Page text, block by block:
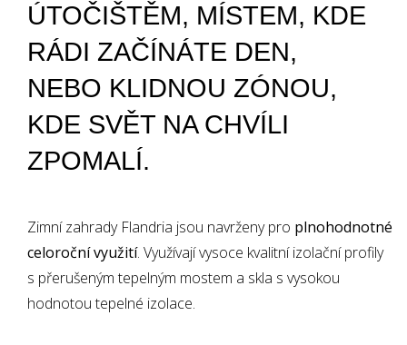
Teplé zimní
zahrady
↓
ÚTOČIŠTĚM, MÍSTEM, KDE
RÁDI ZAČÍNÁTE DEN,
NEBO KLIDNOU ZÓNOU,
KDE SVĚT NA CHVÍLI
ZPOMALÍ.
Zimní zahrady Flandria jsou navrženy pro plnohodnotné
celoroční využití. Využívají vysoce kvalitní izolační profily
s přerušeným tepelným mostem a skla s vysokou
hodnotou tepelné izolace.